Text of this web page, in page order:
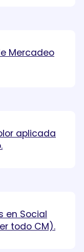
Mercadeo
aplicada
en Social
todo CM).